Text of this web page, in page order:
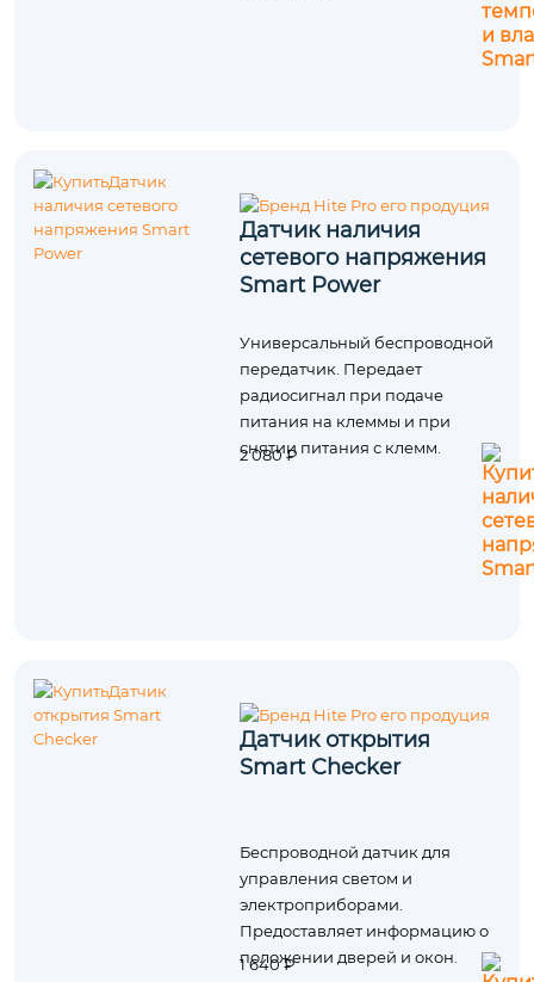
Датчик наличия
сетевого напряжения
Smart Power
Универсальный беспроводной
передатчик. Передает
радиосигнал при подаче
питания на клеммы и при
снятии питания с клемм.
2 080 ₽
Датчик открытия
Smart Checker
Беспроводной датчик для
управления светом и
электроприборами.
Предоставляет информацию о
положении дверей и окон.
1 640 ₽